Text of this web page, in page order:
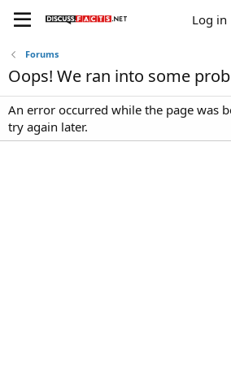
Log in
Forums
Oops! We ran into some
An error occurred while the page was
try again later.